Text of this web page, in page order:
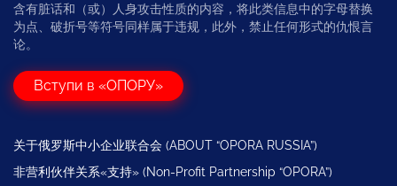
含有脏话和（或）人身攻击性质的内容，将此类信息中的字母替换
为点、破折号等符号同样属于违规，此外，禁止任何形式的仇恨言
论。
Вступи в «ОПОРУ»
关于俄罗斯中小企业联合会 (ABOUT “OPORA RUSSIA”)
非营利伙伴关系«支持» (Non-Profit Partnership “OPORA”)